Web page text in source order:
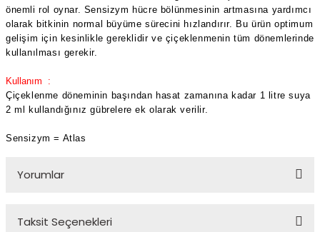
önemli rol oynar. Sensizym hücre bölünmesinin artmasına yardımcı
olarak bitkinin normal büyüme sürecini hızlandırır. Bu ürün optimum
gelişim için kesinlikle gereklidir ve çiçeklenmenin tüm dönemlerinde
kullanılması gerekir.
Kullanım :
Çiçeklenme döneminin başından hasat zamanına kadar 1 litre suya
2 ml kullandığınız gübrelere ek olarak verilir.
Sensizym = Atlas
Yorumlar
Taksit Seçenekleri